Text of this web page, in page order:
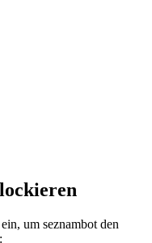
ein, um seznambot den